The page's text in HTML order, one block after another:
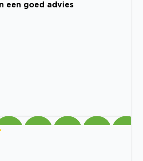
een goed advies